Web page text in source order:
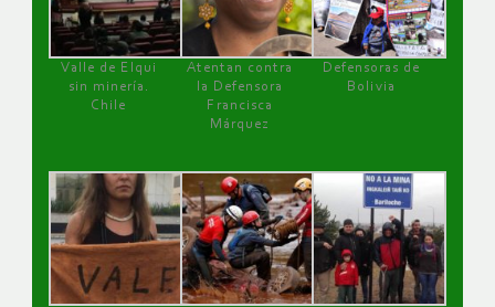
Valle de Elqui
sin minería.
Chile
Atentan contra
la Defensora
Francisca
Márquez
Defensoras de
Bolivia